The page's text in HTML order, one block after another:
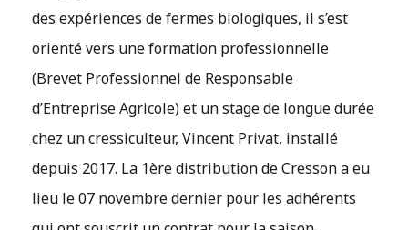
des expériences de fermes biologiques, il s’est
orienté vers une formation professionnelle
(Brevet Professionnel de Responsable
d’Entreprise Agricole) et un stage de longue durée
chez un cressiculteur, Vincent Privat, installé
depuis 2017. La 1ère distribution de Cresson a eu
lieu le 07 novembre dernier pour les adhérents